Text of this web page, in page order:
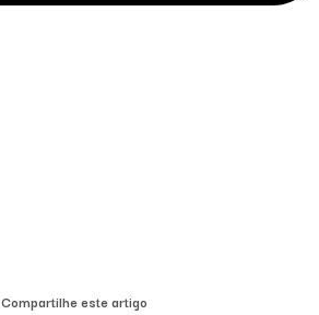
Compartilhe este artigo